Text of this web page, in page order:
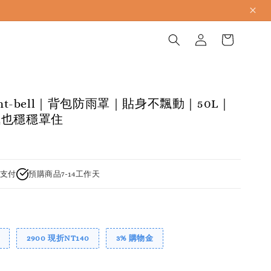
｜背包防雨罩｜貼身不飄動｜50L｜
穩穩罩住
付 預購商品7-14工作天
2900 現折NT140 3% 購物金